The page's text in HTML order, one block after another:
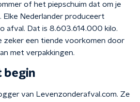
of het piepschuim dat om je
Elke Nederlander produceert
afval. Dat is 8.603.614.000 kilo.
zeker een tiende voorkomen door
met verpakkingen.
begin
van Levenzonderafval.com. Ze